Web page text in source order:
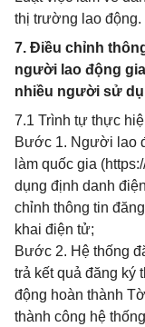
thị trường lao động.
7. Điều chỉnh
người lao động
nhiều người sử
7.1 Trình tự thực
Bước 1. Người lao
làm quốc gia
dụng định danh
chỉnh thông tin
khai điện tử;
Bước 2. Hệ thống
trả kết quả đăng ký
động hoàn thành
thành công hệ